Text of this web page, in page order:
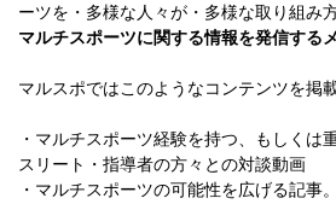
ーツを・多様な人々が・多様な取り組み
マルチスポーツに関する情報を発信する
マルスポではこのようなコンテンツを掲
・マルチスポーツ経験を持つ、もしくは
スリート・指導者の方々との対談動画
・マルチスポーツの可能性を広げる記事。